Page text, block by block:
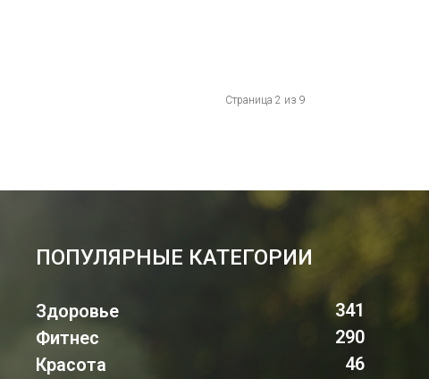
Страница 2 из 9
ПОПУЛЯРНЫЕ КАТЕГОРИИ
Здоровье
341
Фитнес
290
Красота
46